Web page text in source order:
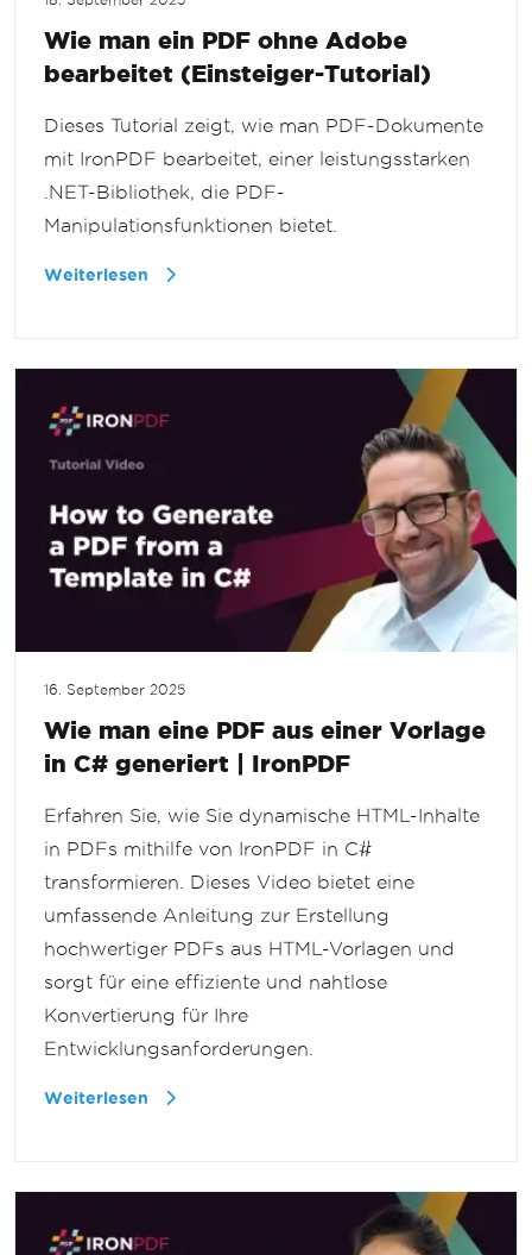
Wie man ein PDF ohne Adobe
bearbeitet (Einsteiger-Tutorial)
Dieses Tutorial zeigt, wie man PDF-Dokumente
mit IronPDF bearbeitet, einer leistungsstarken
.NET-Bibliothek, die PDF-
Manipulationsfunktionen bietet.
Weiterlesen
16. September 2025
Wie man eine PDF aus einer Vorlage
in C# generiert | IronPDF
Erfahren Sie, wie Sie dynamische HTML-Inhalte
in PDFs mithilfe von IronPDF in C#
transformieren. Dieses Video bietet eine
umfassende Anleitung zur Erstellung
hochwertiger PDFs aus HTML-Vorlagen und
sorgt für eine effiziente und nahtlose
Konvertierung für Ihre
Entwicklungsanforderungen.
Weiterlesen